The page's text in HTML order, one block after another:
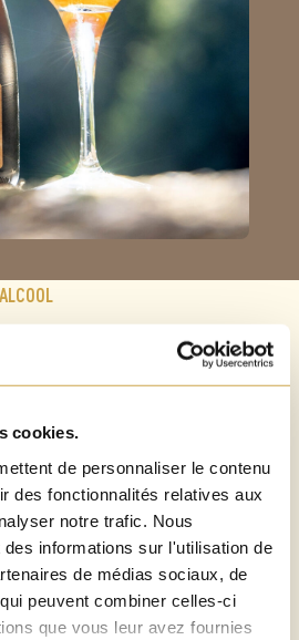
cookies.
de personnaliser le contenu
des fonctionnalités relatives aux
notre trafic. Nous
des informations sur l'utilisation de
de médias sociaux, de
peuvent combiner celles-ci
que vous leur avez fournies
ALCOOL
DE SERVICE
TYPE